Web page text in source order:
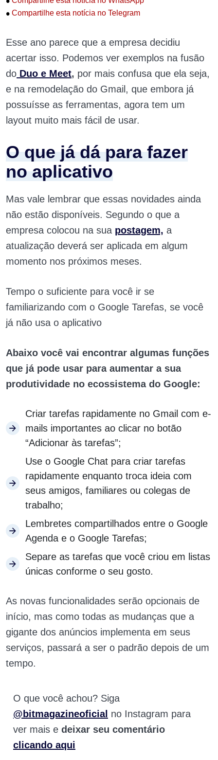
• Compartilhe esta notícia no Telegram
Esse ano parece que a empresa decidiu
acertar isso. Podemos ver exemplos na fusão
do Duo e Meet, por mais confusa que ela seja,
e na remodelação do Gmail, que embora já
possuísse as ferramentas, agora tem um
layout muito mais fácil de usar.
O que já dá para fazer
no aplicativo
Mas vale lembrar que essas novidades ainda
não estão disponíveis. Segundo o que a
empresa colocou na sua postagem, a
atualização deverá ser aplicada em algum
momento nos próximos meses.
Tempo o suficiente para você ir se
familiarizando com o Google Tarefas, se você
já não usa o aplicativo
Abaixo você vai encontrar algumas funções
que já pode usar para aumentar a sua
produtividade no ecossistema do Google:
Criar tarefas rapidamente no Gmail com e-
mails importantes ao clicar no botão
“Adicionar às tarefas”;
Use o Google Chat para criar tarefas
rapidamente enquanto troca ideia com
seus amigos, familiares ou colegas de
trabalho;
Lembretes compartilhados entre o Google
Agenda e o Google Tarefas;
Separe as tarefas que você criou em listas
únicas conforme o seu gosto.
As novas funcionalidades serão opcionais de
início, mas como todas as mudanças que a
gigante dos anúncios implementa em seus
serviços, passará a ser o padrão depois de um
tempo.
O que você achou? Siga
@bitmagazineoficial no Instagram para
ver mais e deixar seu comentário
clicando aqui